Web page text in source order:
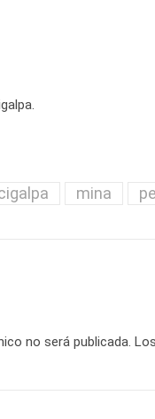
mina
no será publicada.